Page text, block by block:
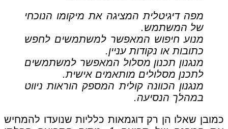
מפה דיגיטלית המציגה את מיקומו הנוכחי
של המשתמש.
מנוע חיפוש המאפשר למשתמשים לחפש
כתובות או נקודות עניין.
מנגנון תכנון מסלול המאפשר למשתמשים
לתכנן מסלולים מותאמים אישית.
מנגנון הכוונה קולית המספק הוראות ניווט
במהלך הנסיעה.
כמובן שאלו הן רק דוגמאות כלליות שנועדו להמחיש